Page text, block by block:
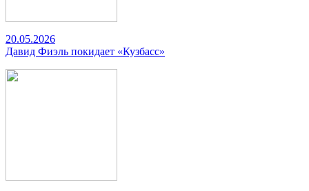
20.05.2026
Давид Фиэль покидает «Кузбасс»